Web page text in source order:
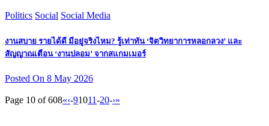
Politics Social Social Media
งานสบาย รายได้ดี มีอยู่จริงไหม? รู้เท่าทัน ‘จิตวิทยาการหลอกลวง’ และ
สัญญาณเตือน ‘งานปลอม’ จากสแกมเมอร์
Posted On 8 May 2026
Page 10 of 608«‹-91011-20-›»